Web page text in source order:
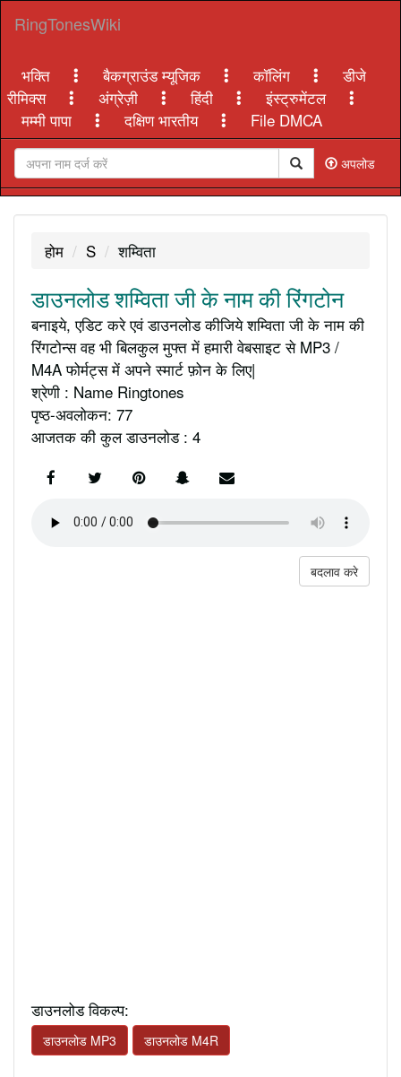
RingTonesWiki
भक्ति बैकग्राउंड म्यूजिक कॉलिंग
डीजे
रीमिक्स
अंग्रेज़ी हिंदी
इंस्ट्रुमेंटल
मम्मी पापा
दक्षिण भारतीय File DMCA
अपलोड
होम S शम्विता
डाउनलोड शम्विता जी के नाम की रिंगटोन
बनाइये, एडिट करे एवं डाउनलोड कीजिये शम्विता जी के नाम की
रिंगटोन्स वह भी बिलकुल मुफ्त में हमारी वेबसाइट से MP3 /
M4A फोर्मट्स में अपने स्मार्ट फ़ोन के लिए|
श्रेणी : Name Ringtones
पृष्ठ-अवलोकन: 77
आजतक की कुल डाउनलोड : 4
बदलाव करे
डाउनलोड विकल्प:
डाउनलोड MP3 डाउनलोड M4R